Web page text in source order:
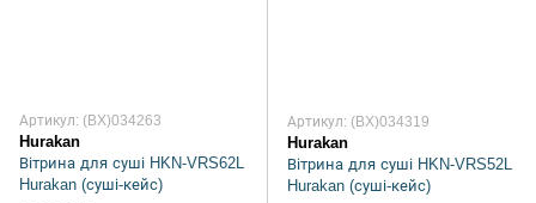
Артикул: (BX)034263
Hurakan
Вітрина для суші HKN-VRS62L
Hurakan (суші-кейс)
Артикул: (BX)034319
Hurakan
Вітрина для суші HKN-VRS52L
Hurakan (суші-кейс)